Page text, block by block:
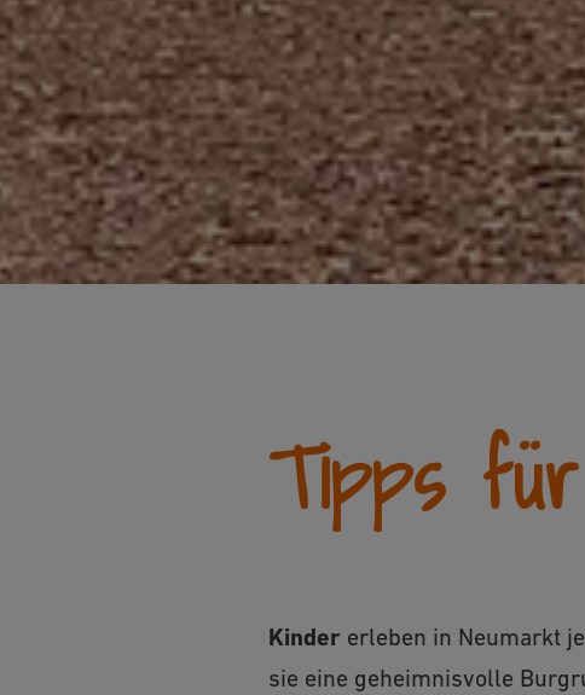
Tipps
Kinder erleben in Neumarkt
sie eine geheimnisvolle